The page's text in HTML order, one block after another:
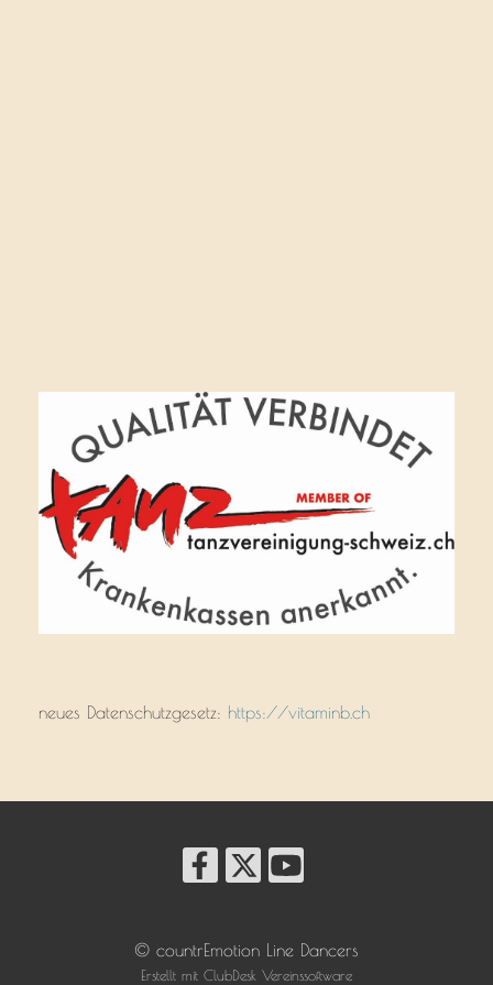
neues Datenschutzgesetz: https://vitaminb.ch
© countrEmotion Line Dancers
Erstellt mit ClubDesk Vereinssoftware